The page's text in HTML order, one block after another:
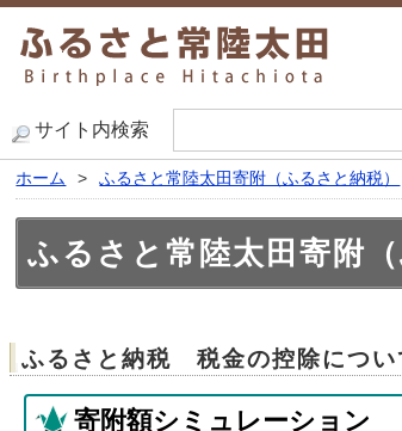
サイト内検索
ホーム > ふるさと常陸太田寄附（ふるさと納税）
ふるさと常陸太田寄附
ふるさと納税 税金の控除につい
寄附額シミュレーション